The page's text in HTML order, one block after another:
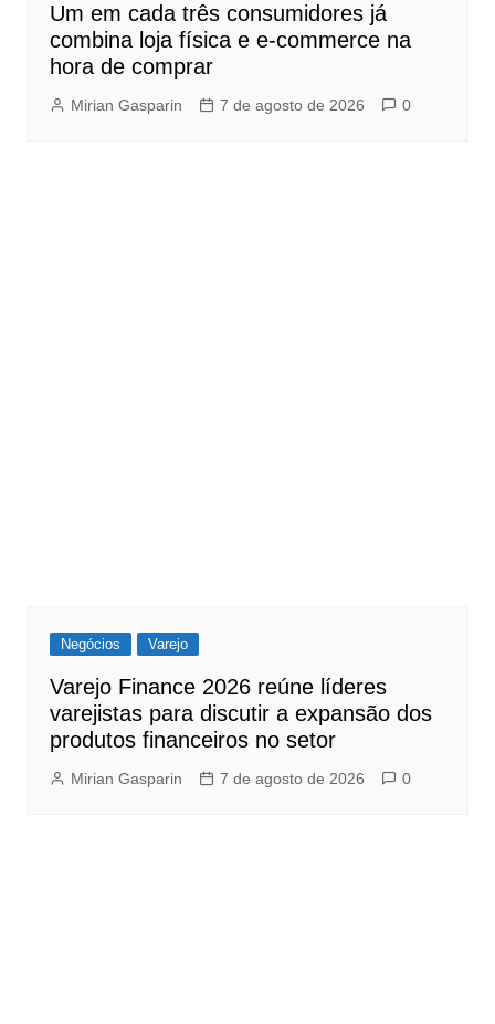
Um em cada três consumidores já
combina loja física e e-commerce na
hora de comprar
Mirian Gasparin 7 de agosto de 2026 0
Negócios Varejo
Varejo Finance 2026 reúne líderes
varejistas para discutir a expansão dos
produtos financeiros no setor
Mirian Gasparin 7 de agosto de 2026 0